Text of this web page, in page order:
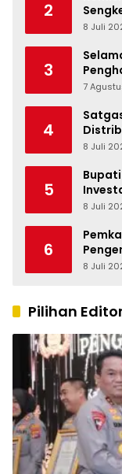
2
Dua
8 Juli
3
7
4
8 Juli
5
8 Juli
6
8 Juli
Pilihan